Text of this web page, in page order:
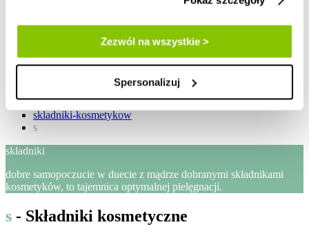
Zezwól na wszystkie >
Spersonalizuj
Mój koszyk
blog
skladniki-kosmetykow
s
składniki
dobre samopoczucie w duecie z mądrze dobranymi składnikami
kosmetyków, to tajemnica optymalnej pielęgnacji.
s - Składniki kosmetyczne